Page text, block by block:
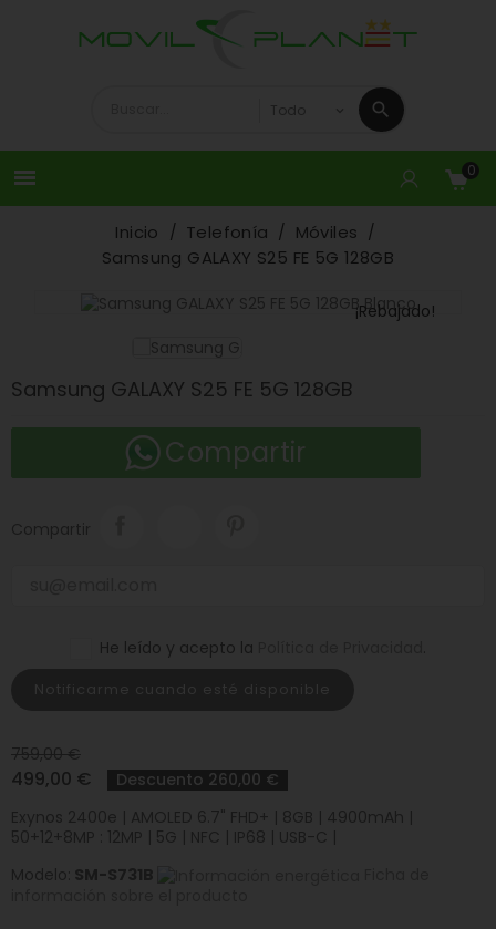
 0
Inicio Telefonía
Móviles
Samsung GALAXY S25 FE 5G 128GB
¡Rebajado!
Samsung GALAXY S25 FE 5G 128GB
Compartir
Compartir
He leído y acepto la
759,00 €
499,00 €
Descuento 260,00 €
Exynos 2400e | AMOLED 6.7" FHD+ | 8GB | 4900mAh |
50+12+8MP : 12MP | 5G | NFC | IP68 | USB-C |
Modelo: SM-S731B